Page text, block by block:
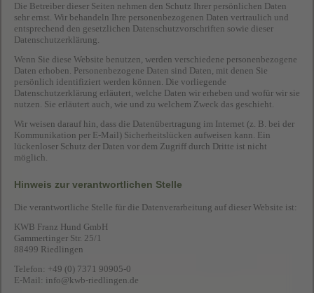
Die Betreiber dieser Seiten nehmen den Schutz Ihrer persönlichen Daten
sehr ernst. Wir behandeln Ihre personenbezogenen Daten vertraulich und
entsprechend den gesetzlichen Datenschutzvorschriften sowie dieser
Datenschutzerklärung.
Wenn Sie diese Website benutzen, werden verschiedene personenbezogene
Daten erhoben. Personenbezogene Daten sind Daten, mit denen Sie
persönlich identifiziert werden können. Die vorliegende
Datenschutzerklärung erläutert, welche Daten wir erheben und wofür wir sie
nutzen. Sie erläutert auch, wie und zu welchem Zweck das geschieht.
Wir weisen darauf hin, dass die Datenübertragung im Internet (z. B. bei der
Kommunikation per E-Mail) Sicherheitslücken aufweisen kann. Ein
lückenloser Schutz der Daten vor dem Zugriff durch Dritte ist nicht
möglich.
Hinweis zur verantwortlichen Stelle
Die verantwortliche Stelle für die Datenverarbeitung auf dieser Website ist:
KWB Franz Hund GmbH
Gammertinger Str. 25/1
88499 Riedlingen
Telefon: +49 (0) 7371 90905-0
E-Mail: info@kwb-riedlingen.de